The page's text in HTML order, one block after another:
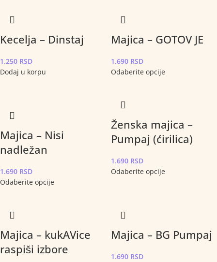
Kecelja – Dinstaj
1.250 RSD
Dodaj u korpu
Majica – GOTOV JE
1.690 RSD
Odaberite opcije
Majica – Nisi
nadležan
1.690 RSD
Odaberite opcije
Ženska majica –
Pumpaj (ćirilica)
1.690 RSD
Odaberite opcije
Majica – kukAVice
raspiši izbore
Majica – BG Pumpaj
1.690 RSD